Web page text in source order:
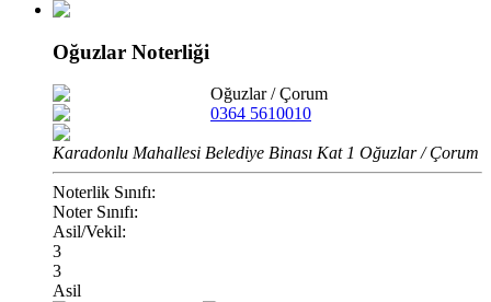
Oğuzlar Noterliği
Oğuzlar/Çorum
0364 5610010
Karadonlu Mahallesi Belediye Binası Kat 1 Oğuzlar / Çorum
Noterlik Sınıfı:
Noter Sınıfı:
Asil/Vekil:
3
3
Asil